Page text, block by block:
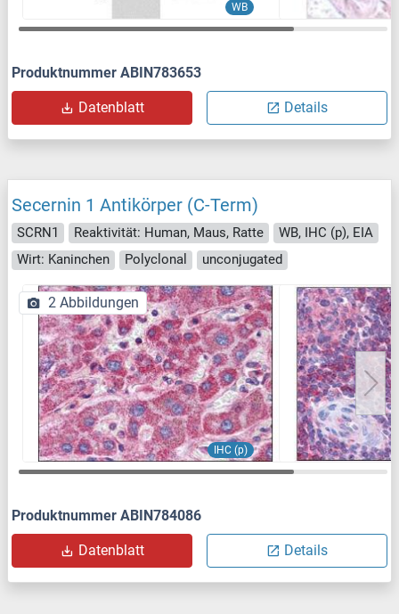
WB
Produktnummer ABIN783653
Datenblatt Details
Secernin 1 Antikörper (C-Term)
SCRN1 Reaktivität: Human, Maus, Ratte
WB, IHC (p), EIA
Wirt: Kaninchen
Polyclonal unconjugated
IHC (p)
2 Abbildungen
Produktnummer ABIN784086
Datenblatt Details